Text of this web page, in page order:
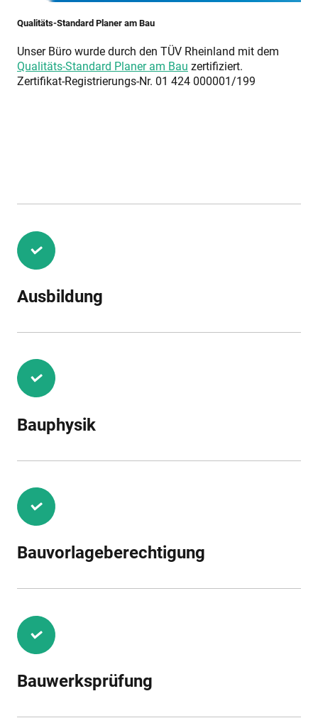
Qualitäts-Standard Planer am Bau
Unser Büro wurde durch den TÜV Rheinland mit dem
Qualitäts-Standard Planer am Bau zertifiziert.
Zertifikat-Registrierungs-Nr. 01 424 000001/199
Ausbildung
Bauphysik
Bauvorlageberechtigung
Bauwerksprüfung